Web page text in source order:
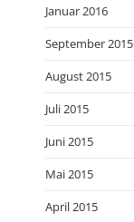
Januar 2016
September 2015
August 2015
Juli 2015
Juni 2015
Mai 2015
April 2015